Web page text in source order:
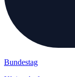
Bundestag